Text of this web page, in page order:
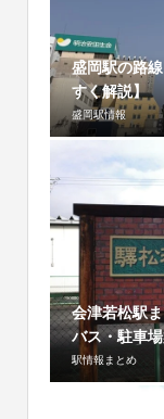
盛岡駅の路
すく解説】
盛岡駅情報
会津若松駅
バス・駐車
駅情報まとめ